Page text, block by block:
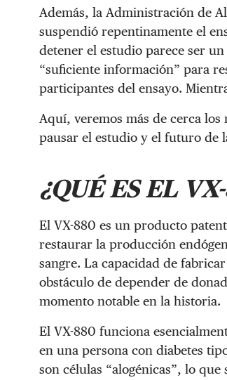
Además, la Administración de
suspendió repentinamente el
detener el estudio parece ser
“suficiente información” para
participantes del ensayo.
Aquí, veremos más de cerca
pausar el estudio y el futuro de
¿QUÉ ES EL
El VX-880 es un producto
restaurar la producción
sangre. La capacidad de
obstáculo de depender de
momento notable en la historia.
El VX-880 funciona
en una persona con diabetes
son células “alogénicas”, lo